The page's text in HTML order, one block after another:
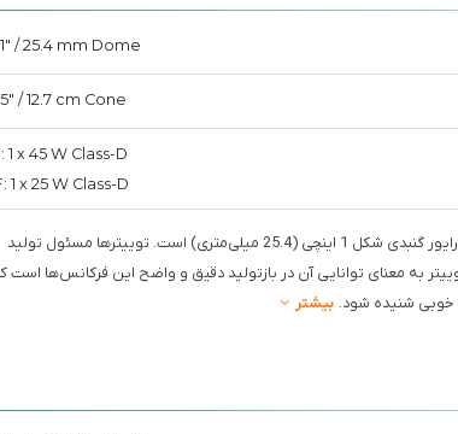
1" / 25.4 mm Dome
5" / 12.7 cm Cone
1 x 45 W Class-D
1 x 25 W Class-D
: در Yamaha HS5 Powered Studio Monitor، توییتر یک درایور گنبدی شکل 1 اینچی (25.4 میلی‌متری) است. توییترها مسئول تولید
تیز و زیر هستند. اندازه 1 اینچی این توییتر به معنای توانایی آن در بازتولید دقیق و واضح این فرکانس‌ها است
خوبی شنیده شود. بیشتر